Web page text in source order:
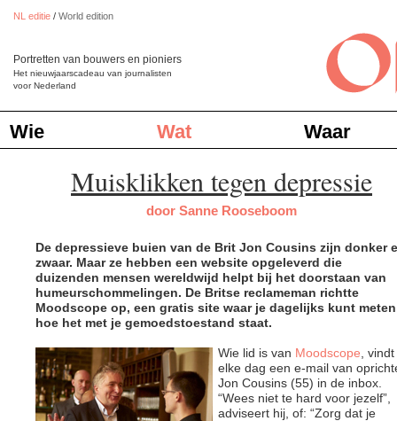
NL editie / World edition
Het nieuwjaarscadeau van journalisten
voor Nederland
Portretten van bouwers en pioniers
Wie Wat Waar
Muisklikken tegen depressie
door Sanne Rooseboom
De depressieve buien van de Brit Jon Cousins zijn donker
zwaar. Maar ze hebben een website opgeleverd die
duizenden mensen wereldwijd helpt bij het doorstaan van
humeurschommelingen. De Britse reclameman richtte
Moodscope op, een gratis site waar je dagelijks kunt meten
hoe het met je gemoedstoestand staat.
Wie lid is van Moodscope, vindt
elke dag een e-mail van
Jon Cousins (55) in de inbox.
“Wees niet te hard voor jezelf”,
adviseert hij, of: “Zorg dat je